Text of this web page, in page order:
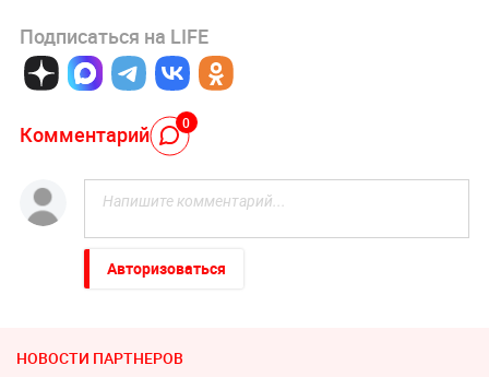
Подписаться на LIFE
Комментарий 0
Авторизоваться
НОВОСТИ ПАРТНЕРОВ